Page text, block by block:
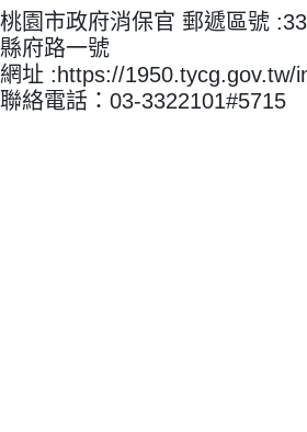
桃園市政府消保官 郵遞區號
縣府路一號
網址 :https://1950.tycg.gov.tw/
聯絡電話：03-3322101#5715